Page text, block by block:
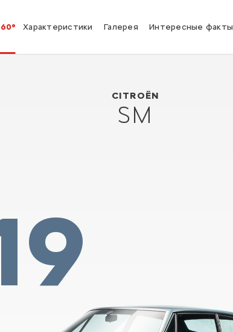
Характеристики Галерея Интересные факты
CITROËN
SM